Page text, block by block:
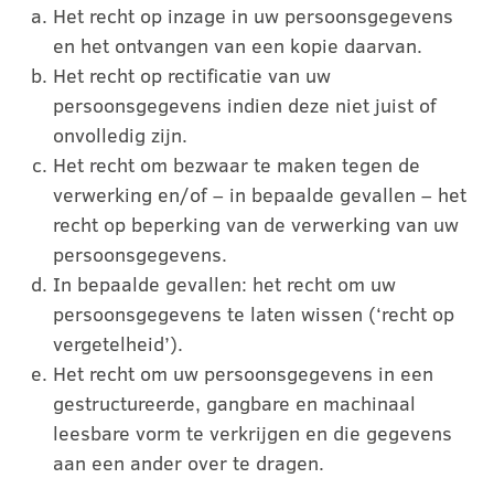
Het recht op inzage in uw persoonsgegevens
en het ontvangen van een kopie daarvan.
Het recht op rectificatie van uw
persoonsgegevens indien deze niet juist of
onvolledig zijn.
Het recht om bezwaar te maken tegen de
verwerking en/of – in bepaalde gevallen – het
recht op beperking van de verwerking van uw
persoonsgegevens.
In bepaalde gevallen: het recht om uw
persoonsgegevens te laten wissen (‘recht op
vergetelheid’).
Het recht om uw persoonsgegevens in een
gestructureerde, gangbare en machinaal
leesbare vorm te verkrijgen en die gegevens
aan een ander over te dragen.